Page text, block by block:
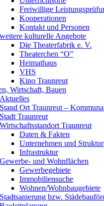
Freiwillige
Kooperationen
Kontakt und Personen
weitere kulturelle Angebote
Die Theaterfabrik e. V.
Theaterchen “O”
Heimathaus
VHS
Kino Traunreut
Wirtschaft, Bauen
Aktuelles
Stand Ort Traunreut –
Stadt Traunreut
Wirtschaftsstandort Traunreut
Daten & Fakten
Unternehmen und
Infrastruktur
Gewerbe- und Wohnflächen
Gewerbegebiete
Immobiliensuche
Wohnen/Wohnbaugebiete
Stadtsanierung bzw.